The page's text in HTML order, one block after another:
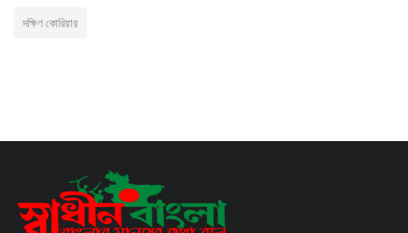
দক্ষিণ কোরিয়ার